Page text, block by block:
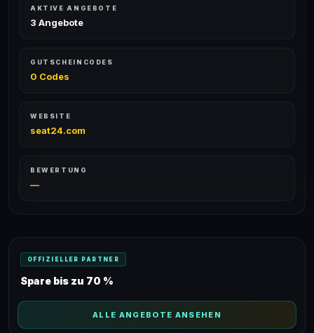
AKTIVE ANGEBOTE
3 Angebote
GUTSCHEINCODES
0 Codes
WEBSITE
seat24.com
BEWERTUNG
—
OFFIZIELLER PARTNER
Spare bis zu 70 %
ALLE ANGEBOTE ANSEHEN